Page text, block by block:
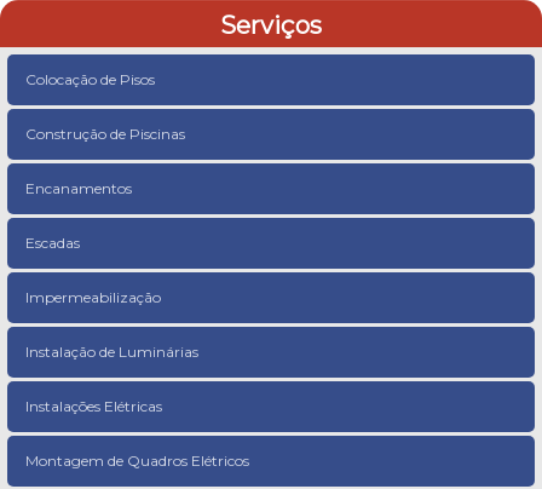
Serviços
Colocação de Pisos
Construção de Piscinas
Encanamentos
Escadas
Impermeabilização
Instalação de Luminárias
Instalações Elétricas
Montagem de Quadros Elétricos